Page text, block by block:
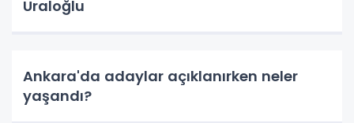
Uraloğlu
Ankara'da adaylar açıklanırken neler
yaşandı?